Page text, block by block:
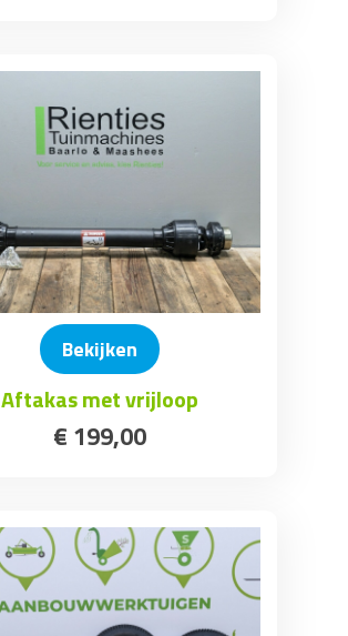
Bekijken
Aftakas met vrijloop
€ 199,00